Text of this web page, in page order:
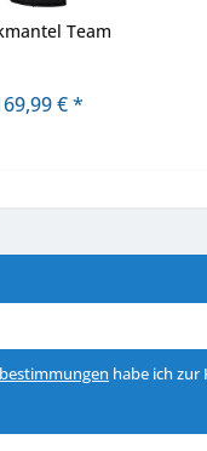
Team
€ *
habe ich zur